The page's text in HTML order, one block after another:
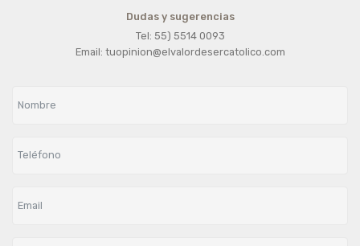
Dudas y sugerencias
Tel: 55) 5514 0093
Email: tuopinion@elvalordesercatolico.com